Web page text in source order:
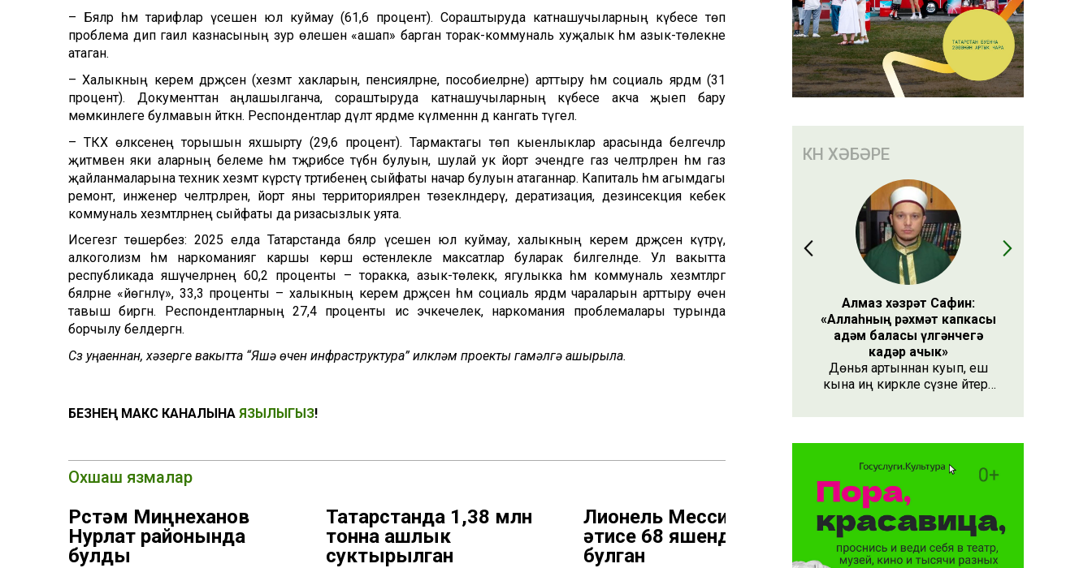
– Бәяләр һәм тарифлар үсешенә юл куймау (61,6 процент). Сораштыруда катнашучыларның күбесе төп
проблема дип гаилә казнасының зур өлешен «ашап» барган торак-коммуналь хуҗалык һәм азык-төлекне
атаган.
– Халыкның керем дәрәҗәсен (хезмәт хакларын, пенсияләрне, пособиеләрне) арттыру һәм социаль ярдәм (31
процент). Документтан аңлашылганча, сораштыруда катнашучыларның күбесе акча җыеп бару
мөмкинлеге булмавын әйткән. Респондентлар дәүләт ярдәме күләменнән дә канәгать түгел.
– ТКХ өлкәсенең торышын яхшырту (29,6 процент). Тармактагы төп кыенлыклар арасында белгечләр
җитмәвен яки аларның белеме һәм тәҗрибәсе түбән булуын, шулай ук йорт эчендәге газ челтәрләренә һәм газ
җайланмаларына техник хезмәт күрсәтү тәртибенең сыйфаты начар булуын атаганнар. Капиталь һәм агымдагы
ремонт, инженер челтәрләрен, йорт яны территорияләрен төзекләндерү, дератизация, дезинсекция кебек
коммуналь хезмәтләрнең сыйфаты да ризасызлык уята.
Исегезгә төшерәбез: 2025 елда Татарстанда бәяләр үсешенә юл куймау, халыкның керем дәрәҗәсен күтәрү,
алкоголизм һәм наркоманиягә каршы көрәш өстенлекле максатлар буларак билгеләнде. Ул вакытта
республикада яшәүчеләрнең 60,2 проценты – торакка, азык-төлеккә, ягулыкка һәм коммуналь хезмәтләргә
бәяләрне «йөгәнләү», 33,3 проценты – халыкның керем дәрәҗәсен һәм социаль ярдәм чараларын арттыру өчен
тавыш биргән. Респондентларның 27,4 проценты исә эчкечелек, наркомания проблемалары турында
борчылу белдергән.
Сүз уңаеннан, хәзерге вакытта “Яшәү өчен инфраструктура” илкүләм проекты гамәлгә ашырыла.
БЕЗНЕҢ МАКС КАНАЛЫНА ЯЗЫЛЫГЫЗ!
Охшаш язмалар
Рөстәм Миңнеханов
Нурлат районында
булды
Татарстанда 1,38 млн
тонна ашлык
суктырылган
Лионель Мессиның
әтисе 68 яшендә вафат
булган
КӨН ХӘБӘРЕ
Алмаз хәзрәт Сафин:
«Аллаһның рәхмәт капкасы
адәм баласы үлгәнчегә
кадәр ачык»
Дөнья артыннан куып, еш
кына иң кирәкле сүзне әйтергә
Әлеге сүзне күршең яки
кеше бөтен яшәеше, барлыгы